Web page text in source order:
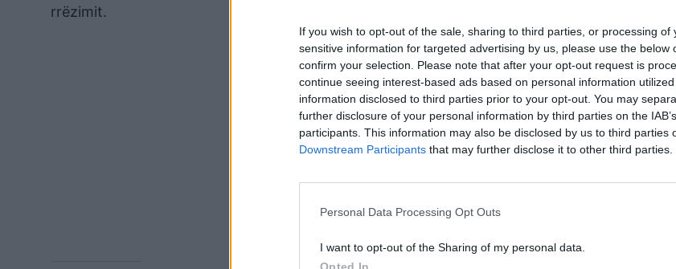
If you wish to opt-out of the sale, sharing to third parties, or processing of
sensitive information for targeted advertising by us, please use the below
confirm your selection. Please note that after your opt-out request is
continue seeing interest-based ads based on personal information
information disclosed to third parties prior to your opt-out. You may
further disclosure of your personal information by third parties on the
participants. This information may also be disclosed by us to third parties
Downstream Participants that may further disclose it to other third parties.
Personal Data Processing Opt Outs
I want to opt-out of the Sharing of my personal data.
rrëzimit.